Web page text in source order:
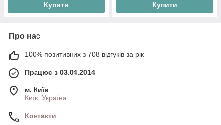
Купити Купити
Про нас
100% позитивних з 708 відгуків за рік
Працює з 03.04.2014
м. Київ
Київ, Україна
Контакти